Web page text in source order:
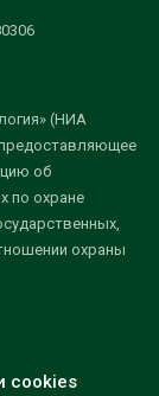
(НИА
предоставляющее
об
по охране
охраны
cookies